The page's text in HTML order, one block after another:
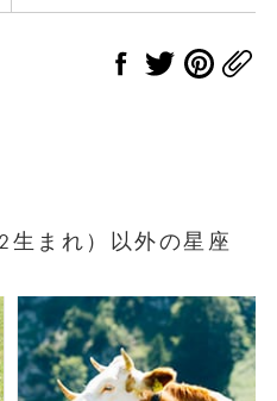
まれ）以外の星座